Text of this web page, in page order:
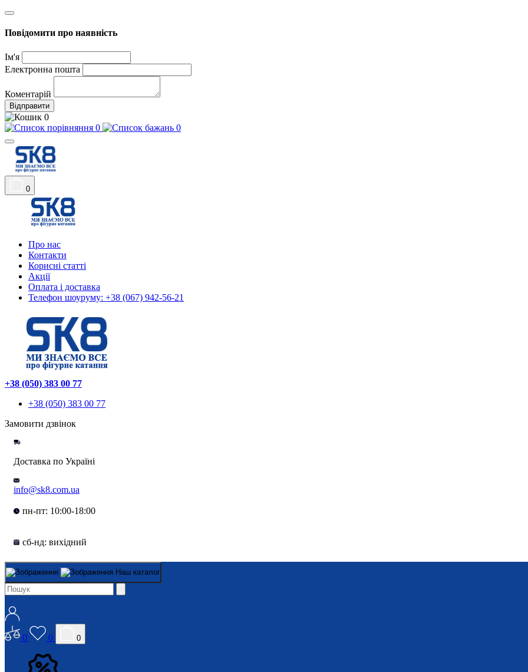
Повідомити про наявність
Ім'я
Електронна пошта
Коментарій
Відправити
0
0
0
0
Про нас
Контакти
Корисні статті
Акції
Оплата і доставка
Телефон шоуруму: +38 (067) 942-56-21
+38 (050) 383 00 77
+38 (050) 383 00 77
Замовити дзвінок
Доставка по Україні
info@sk8.com.ua
пн-пт: 10:00-18:00
сб-нд: вихідний
Наш каталог
0 0 0